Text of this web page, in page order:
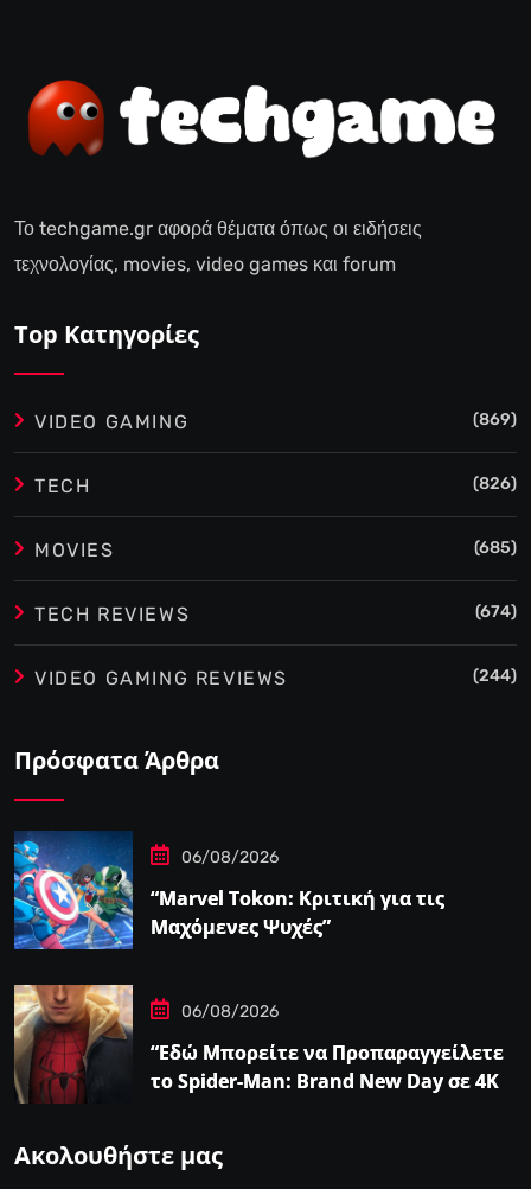
Το techgame.gr αφορά θέματα όπως οι ειδήσεις
τεχνολογίας, movies, video games και forum
Top Κατηγορίες
VIDEO GAMING (869)
TECH (826)
MOVIES (685)
TECH REVIEWS (674)
VIDEO GAMING REVIEWS (244)
Πρόσφατα Άρθρα
06/08/2026
“Marvel Tokon: Κριτική για τις
Μαχόμενες Ψυχές”
06/08/2026
“Εδώ Μπορείτε να Προπαραγγείλετε
το Spider-Man: Brand New Day σε 4K
Ακολουθήστε μας